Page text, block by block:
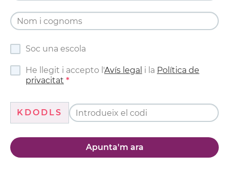
Soc una escola
He llegit i accepto l'Avís legal i la Política de
privacitat
KDODLS
Apunta'm ara